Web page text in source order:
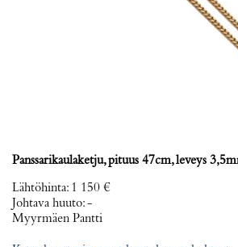
Panssarikaulaketju, pituus 47cm, leveys
Lähtöhinta: 1 150 €
Johtava huuto:-
Myyrmäen Pantti